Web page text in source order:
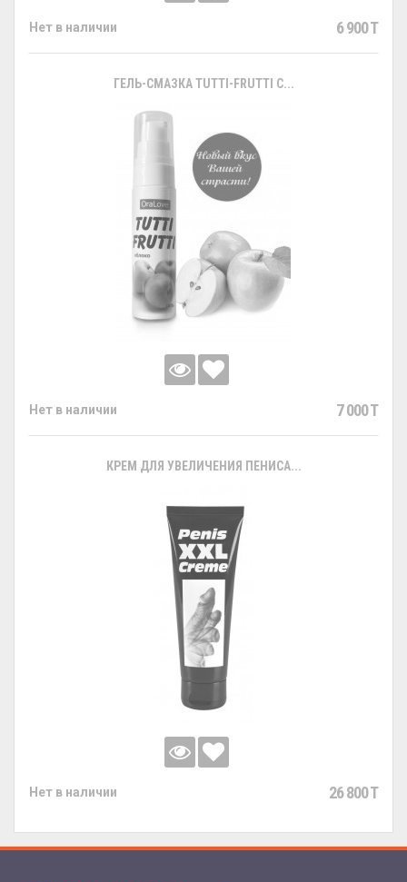
Нет в наличии 6 900 T
ГЕЛЬ-СМАЗКА TUTTI-FRUTTI С...
Нет в наличии 7 000 T
КРЕМ ДЛЯ УВЕЛИЧЕНИЯ ПЕНИСА...
Нет в наличии 26 800 T